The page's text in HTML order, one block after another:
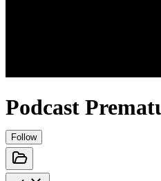
Podcast
Follow